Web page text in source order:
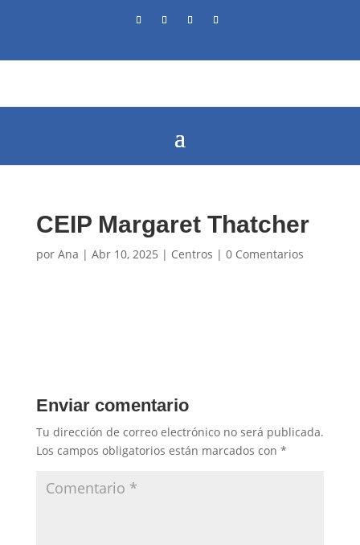
CEIP Margaret Thatcher
por Ana | Abr 10, 2025 | Centros | 0 Comentarios
Enviar comentario
Tu dirección de correo electrónico no será publicada.
Los campos obligatorios están marcados con *